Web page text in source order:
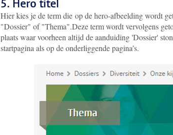
5. Hero titel
Hier kies je de term die op de hero-afbeeldingwordt
"Dossier" of "Thema".Deze term wordt vervolgens
plaats waar voorheen altijd de aanduiding 'Dossier'
startpagina als op de onderliggende pagina’s.